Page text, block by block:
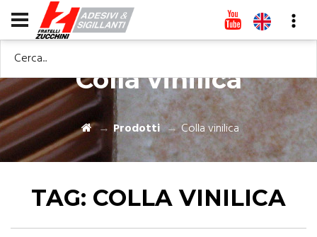
Cerca...
Colla vinilica
Prodotti Colla vinilica
TAG: COLLA VINILICA